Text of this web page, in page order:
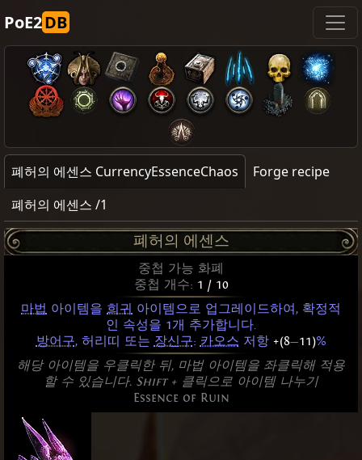
PoE2DB
폐허의 에센스 CurrencyEssenceChaos
Forge recipe
폐허의 에센스 /1
폐허의 에센스
중첩 가능 화폐
중첩 개수: 1 / 10
마법 아이템을 희귀 아이템으로 업그레이드하여, 확정적
인 속성을 1개 추가합니다.
방어구, 허리띠 또는 장신구: 카오스 저항 +(8—11)%
해당 아이템을 우클릭한 뒤, 마법 아이템을 좌클릭해 적용
할 수 있습니다. Shift + 클릭으로 아이템 나누기
Essence of Ruin